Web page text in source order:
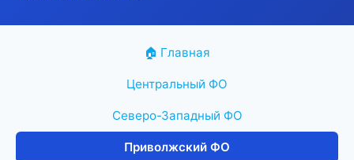
🏠 Главная
Центральный ФО
Северо-Западный ФО
Приволжский ФО